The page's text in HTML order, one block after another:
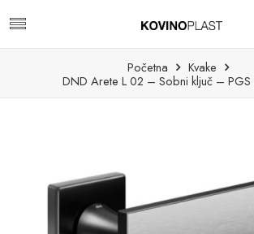
Početna
Kvake
DND Arete L 02 – Sobni ključ – PGS